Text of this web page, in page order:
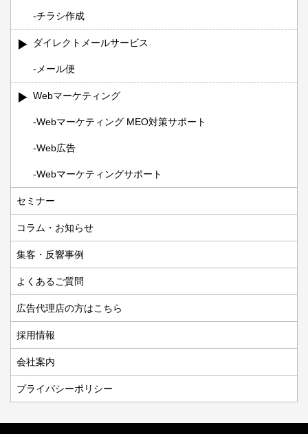
チラシ作成
ダイレクトメールサービス
メール便
Webマーケティング
Webマーケティング MEO対策サポート
Web広告
Webマーケティングサポート
セミナー
コラム・お知らせ
集客・反響事例
よくあるご質問
広告代理店の方はこちら
採用情報
会社案内
プライバシーポリシー